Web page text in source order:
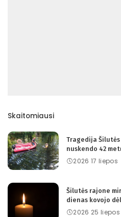
Skaitomiausi
Tragedija
nuskendo 42
2026 17 liepos
Šilutės rajone
dienas kovojo
2026 25 liepos